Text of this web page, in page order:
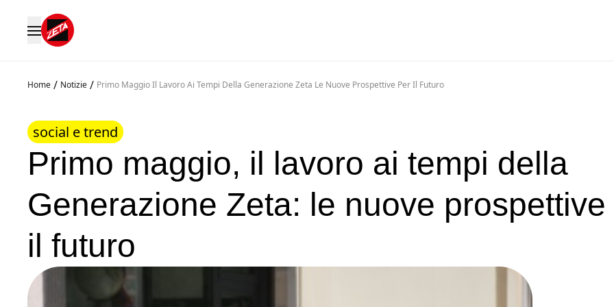
Home / Notizie / Primo Maggio Il Lavoro Ai Tempi Della Generazione Zeta Le Nuove Prospettive Per Il Futuro
social e trend
Primo maggio, il lavoro ai tempi della
Generazione Zeta: le nuove prospettive
il futuro